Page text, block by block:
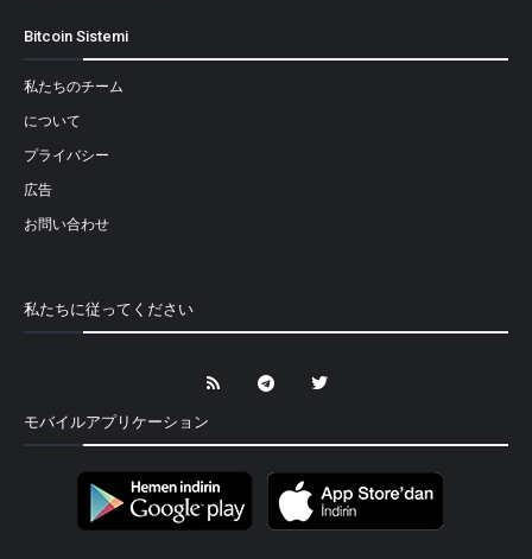
Bitcoin Sistemi
私たちのチーム
について
プライバシー
広告
お問い合わせ
私たちに従ってください
モバイルアプリケーション